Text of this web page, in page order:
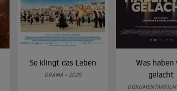
So klingt das Leben
DRAMA • 2025
Was haben
gelacht